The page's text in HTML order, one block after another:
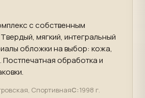
с собственным
мягкий, интегральный
обложки на выбор: кожа,
Постпечатная обработка и
СпортивнаяС:1998 г.